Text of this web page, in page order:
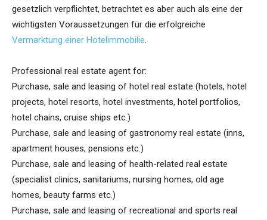
gesetzlich verpflichtet, betrachtet es aber auch als eine der
wichtigsten Voraussetzungen für die erfolgreiche
Vermarktung einer Hotelimmobilie.
Professional real estate agent for:
Purchase, sale and leasing of hotel real estate (hotels, hotel
projects, hotel resorts, hotel investments, hotel portfolios,
hotel chains, cruise ships etc.)
Purchase, sale and leasing of gastronomy real estate (inns,
apartment houses, pensions etc.)
Purchase, sale and leasing of health-related real estate
(specialist clinics, sanitariums, nursing homes, old age
homes, beauty farms etc.)
Purchase, sale and leasing of recreational and sports real